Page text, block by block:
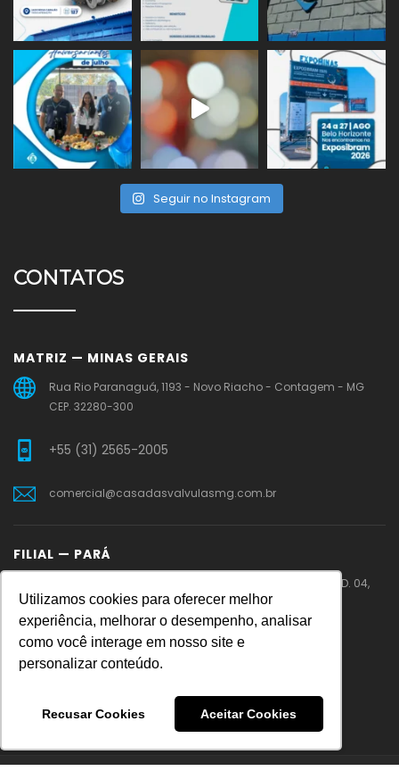
Utilizamos cookies para oferecer melhor
experiência, melhorar o desempenho, analisar
como você interage em nosso site e
personalizar conteúdo.
Recusar Cookies Aceitar Cookies
Seguir no Instagram
CONTATOS
MATRIZ — MINAS GERAIS
Rua Rio Paranaguá, 1193 - Novo Riacho - Contagem - MG
CEP. 32280-300
+55 (31) 2565-2005
comercial@casadasvalvulasmg.com.br
FILIAL — PARÁ
PA 275 – Rodovia Faisal Salmen – Cidade Jardim – QD. 04,
LT.11 – Parauapebas – PA
+55 (31) 99219-0086